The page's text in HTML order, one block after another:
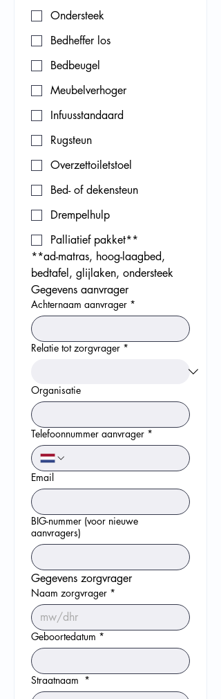
Ondersteek
Bedheffer los
Bedbeugel
Meubelverhoger
Infuusstandaard
Rugsteun
Overzettoiletstoel
Bed- of dekensteun
Drempelhulp
Palliatief pakket**
**ad-matras, hoog-laagbed,
bedtafel, glijlaken, ondersteek
Gegevens aanvrager
Achternaam aanvrager *
Relatie tot zorgvrager *
Organisatie
Telefoonnummer aanvrager *
Email
BIG-nummer (voor nieuwe
aanvragers)
Gegevens zorgvrager
Naam zorgvrager *
Geboortedatum *
Straatnaam *